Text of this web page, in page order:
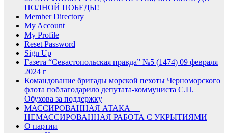
ПОЛНОЙ ПОБЕДЫ!
Member Directory
My Account
My Profile
Reset Password
Sign Up
Газета “Севастопольская правда” №5 (1474) 09 февраля
2024 г
Командование бригады морской пехоты Черноморского
флота поблагодарило депутата-коммуниста С.П.
Обухова за поддержку
МАССИРОВАННАЯ АТАКА —
НЕМАССИРОВАННАЯ РАБОТА С УКРЫТИЯМИ
О партии